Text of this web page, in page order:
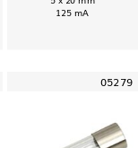
125 mA
05279